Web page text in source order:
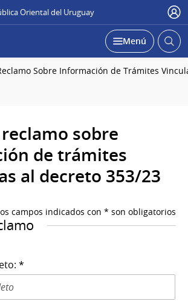
Oriental del Uruguay
Desplegar
Menú Abrir
Sobre Información de Trámites
sobre
de trámites
al decreto 353/23
campos indicados con * son obligatorios
*